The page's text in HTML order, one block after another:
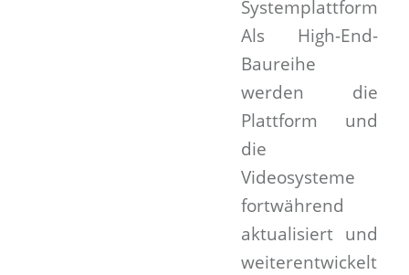
Systemplattform.
Als High-End-
Baureihe
werden die
Plattform und
die
Videosysteme
fortwährend
aktualisiert und
weiterentwickelt.